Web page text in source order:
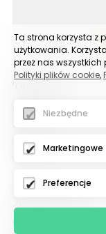
Poradnik
Reklamacje
Samouczek
Blog
Ta strona korzysta z
użytkowania.
przez nas
Polityki plików cookie,
Niezbędne
Marketingowe
Preferencje